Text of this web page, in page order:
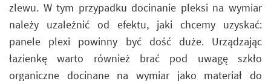
zlewu. W tym przypadku docinanie pleksi na wymiar
należy uzależnić od efektu, jaki chcemy uzyskać:
panele plexi powinny być dość duże. Urządzając
łazienkę warto również brać pod uwagę szkło
organiczne docinane na wymiar jako materiał do